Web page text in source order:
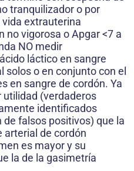
tranquilizador o por
extrauterina
no vigorosa o Apgar <7 a
NO medir
láctico en sangre
o en conjunto con el
en sangre de cordón. Ya
utilidad (verdaderos
identificados
falsos positivos) que la
arterial de cordón
es mayor y su
la de la gasimetría